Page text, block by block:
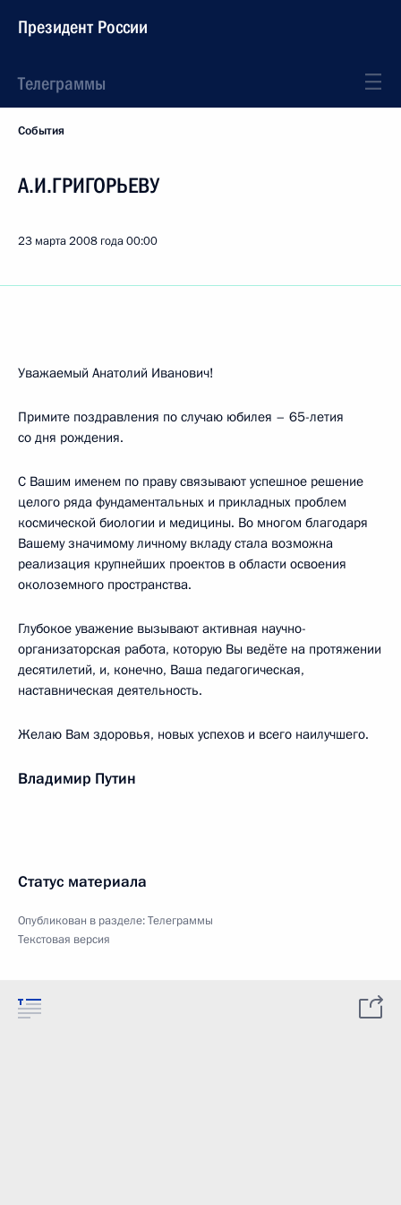
Президент России
Телеграммы
События
А.И.ГРИГОРЬЕВУ
23 марта 2008 года00:00
Уважаемый Анатолий Иванович!
Примите поздравления по случаю юбилея – 65-летия
со дня рождения.
С Вашим именем по праву связывают успешное решение
целого ряда фундаментальных и прикладных проблем
космической биологии и медицины. Во многом благодаря
Вашему значимому личному вкладу стала возможна
реализация крупнейших проектов в области освоения
околоземного пространства.
Глубокое уважение вызывают активная научно-
организаторская работа, которую Вы ведёте на протяжении
десятилетий, и, конечно, Ваша педагогическая,
наставническая деятельность.
Желаю Вам здоровья, новых успехов и всего наилучшего.
Владимир Путин
Статус материала
Опубликован в разделе:Телеграммы
Текстовая версия